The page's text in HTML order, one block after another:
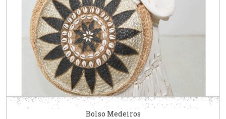
Bolso Medeiros